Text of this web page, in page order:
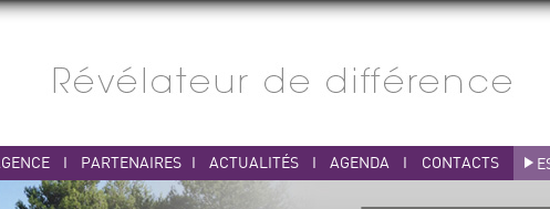
I PARTENAIRES I ACTUALITÉS I AGENDA I CONTACTS